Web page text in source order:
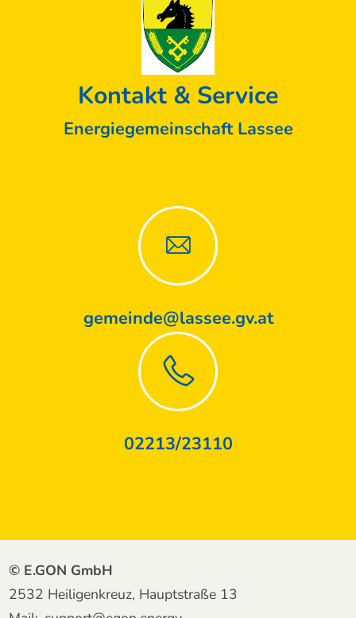
Kontakt & Service
Energiegemeinschaft Lassee
gemeinde@lassee.gv.at
02213/23110
© E.GON GmbH
2532 Heiligenkreuz, Hauptstraße 13